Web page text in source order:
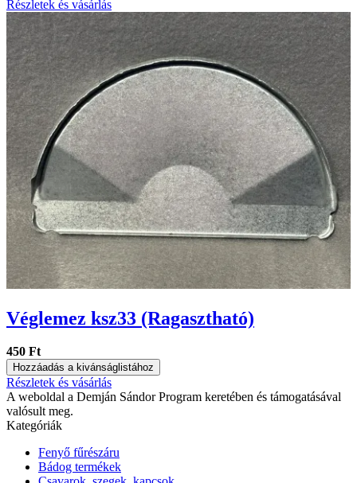
Részletek és vásárlás
Véglemez ksz33 (Ragasztható)
450 Ft
Hozzáadás a kivánságlistához
Részletek és vásárlás
A weboldal a Demján Sándor Program keretében és támogatásával
valósult meg.
Kategóriák
Fenyő fűrészáru
Bádog termékek